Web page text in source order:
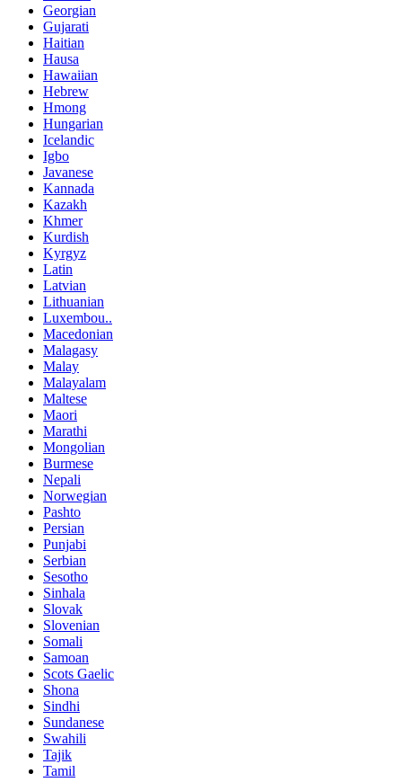
Georgian
Gujarati
Haitian
Hausa
Hawaiian
Hebrew
Hmong
Hungarian
Icelandic
Igbo
Javanese
Kannada
Kazakh
Khmer
Kurdish
Kyrgyz
Latin
Latvian
Lithuanian
Luxembou..
Macedonian
Malagasy
Malay
Malayalam
Maltese
Maori
Marathi
Mongolian
Burmese
Nepali
Norwegian
Pashto
Persian
Punjabi
Serbian
Sesotho
Sinhala
Slovak
Slovenian
Somali
Samoan
Scots Gaelic
Shona
Sindhi
Sundanese
Swahili
Tajik
Tamil